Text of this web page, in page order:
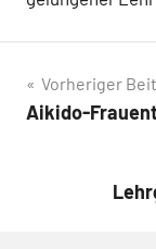
Vorheriger
Aikido-